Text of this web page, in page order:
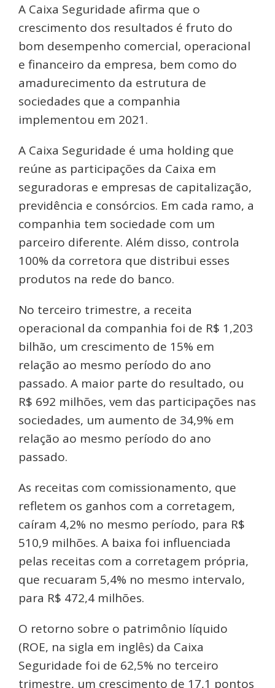
A Caixa Seguridade afirma que o
crescimento dos resultados é fruto do
bom desempenho comercial, operacional
e financeiro da empresa, bem como do
amadurecimento da estrutura de
sociedades que a companhia
implementou em 2021.
A Caixa Seguridade é uma holding que
reúne as participações da Caixa em
seguradoras e empresas de capitalização,
previdência e consórcios. Em cada ramo, a
companhia tem sociedade com um
parceiro diferente. Além disso, controla
100% da corretora que distribui esses
produtos na rede do banco.
No terceiro trimestre, a receita
operacional da companhia foi de R$ 1,203
bilhão, um crescimento de 15% em
relação ao mesmo período do ano
passado. A maior parte do resultado, ou
R$ 692 milhões, vem das participações nas
sociedades, um aumento de 34,9% em
relação ao mesmo período do ano
passado.
As receitas com comissionamento, que
refletem os ganhos com a corretagem,
caíram 4,2% no mesmo período, para R$
510,9 milhões. A baixa foi influenciada
pelas receitas com a corretagem própria,
que recuaram 5,4% no mesmo intervalo,
para R$ 472,4 milhões.
O retorno sobre o patrimônio líquido
(ROE, na sigla em inglês) da Caixa
Seguridade foi de 62,5% no terceiro
trimestre, um crescimento de 17,1 pontos